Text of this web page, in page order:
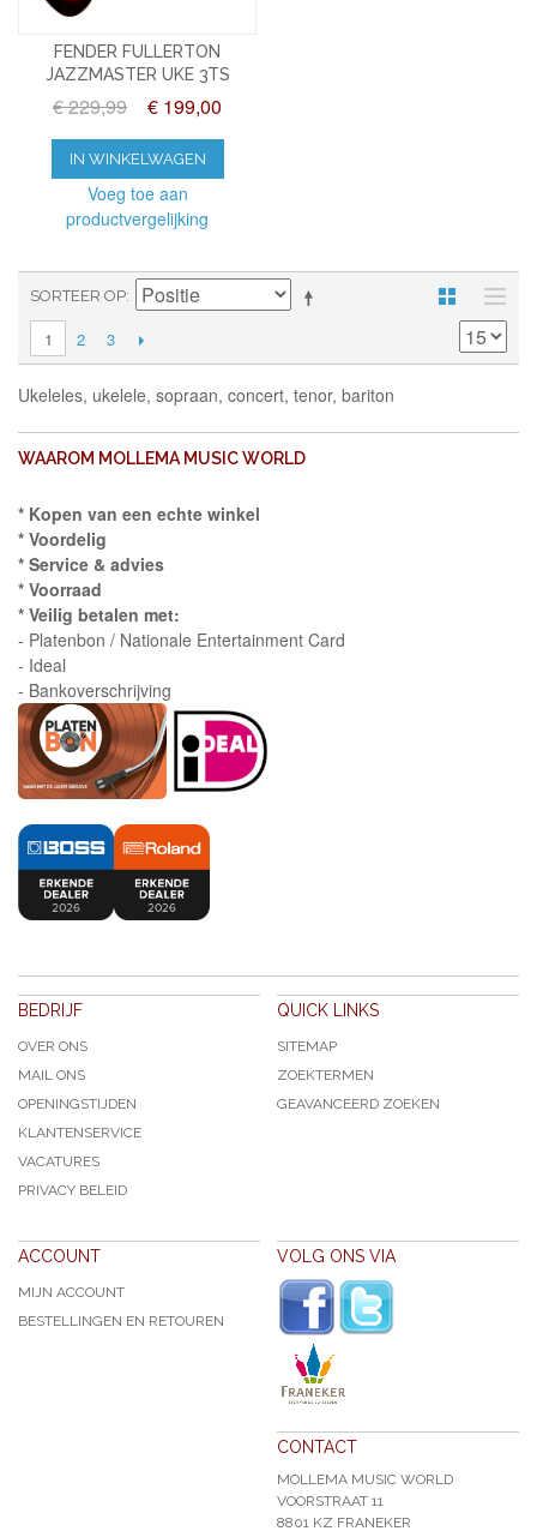
FENDER FULLERTON
JAZZMASTER UKE 3TS
€ 229,99 € 199,00
IN WINKELWAGEN
Voeg toe aan
productvergelijking
SORTEER OP
1 2 3
Ukeleles, ukelele, sopraan, concert, tenor, bariton
WAAROM MOLLEMA MUSIC WORLD
* Kopen van een echte winkel
* Voordelig
* Service & advies
* Voorraad
* Veilig betalen met:
- Platenbon / Nationale Entertainment Card
- Ideal
- Bankoverschrijving
BEDRIJF
OVER ONS
MAIL ONS
OPENINGSTIJDEN
KLANTENSERVICE
VACATURES
PRIVACY BELEID
QUICK LINKS
SITEMAP
ZOEKTERMEN
GEAVANCEERD ZOEKEN
ACCOUNT
MIJN ACCOUNT
BESTELLINGEN EN RETOUREN
VOLG ONS VIA
CONTACT
MOLLEMA MUSIC WORLD
VOORSTRAAT 11
8801 KZ FRANEKER